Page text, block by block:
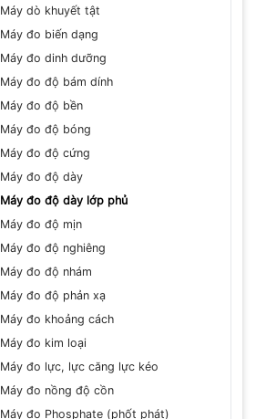
Máy dò khuyết tật
Máy đo biến dạng
Máy đo dinh dưỡng
Máy đo độ bám dính
Máy đo độ bền
Máy đo độ bóng
Máy đo độ cứng
Máy đo độ dày
Máy đo độ dày lớp phủ
Máy đo độ mịn
Máy đo độ nghiêng
Máy đo độ nhám
Máy đo độ phản xạ
Máy đo khoảng cách
Máy đo kim loại
Máy đo lực, lực căng lực kéo
Máy đo nồng độ cồn
Máy đo Phosphate (phốt phát)